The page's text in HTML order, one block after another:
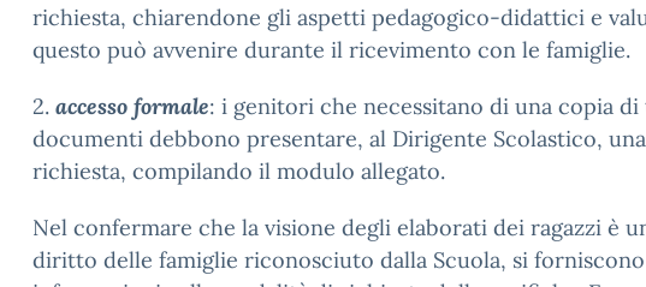
richiesta, chiarendone gli aspetti pedagogico-didattici e
questo può avvenire durante il ricevimento con le famiglie.
2. accesso formale: i genitori che necessitano di una copia di
documenti debbono presentare, al Dirigente Scolastico, una
richiesta, compilando il modulo allegato.
Nel confermare che la visione degli elaborati dei ragazzi è
diritto delle famiglie riconosciuto dalla Scuola, si forniscono